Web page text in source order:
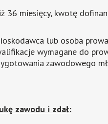
36 miesięcy, kwotę
lub osoba
wymagane do
zawodowego
zawodu i zdał: